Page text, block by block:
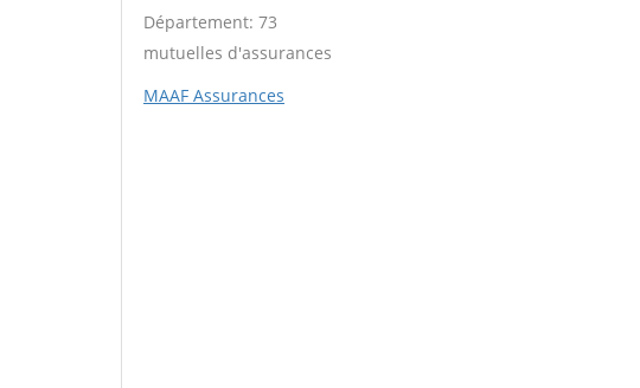
Département: 73
mutuelles d'assurances
MAAF Assurances